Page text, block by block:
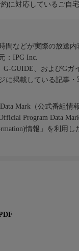
に対応しているご自
間などが実際の放送内
：IPG Inc.
G-GUIDE、およびGガ
に掲載している記事
Mark（公式番組情
Program Data
情報」を利用